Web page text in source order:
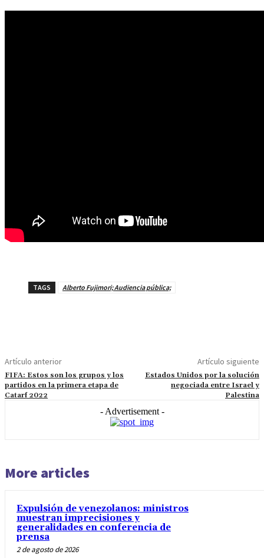
TAGS Alberto Fujimori; Audiencia pública;
Artículo anterior
FIFA: Estos son los grupos y los
partidos en la primera etapa de
Catarf 2022
Artículo siguiente
Estados Unidos por la solución
negociada entre Israel y
Palestina
- Advertisement -
More articles
Expulsión de venezolanos: ministros
muestran imprecisiones y
generalidades en conferencia de
prensa
2 de agosto de 2026